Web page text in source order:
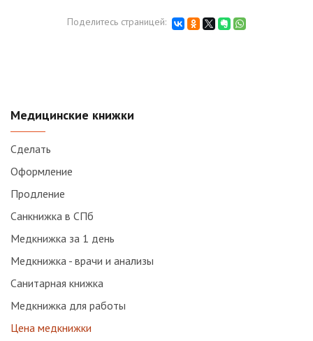
Поделитесь страницей:
Медицинские книжки
Сделать
Оформление
Продление
Санкнижка в СПб
Медкнижка за 1 день
Медкнижка - врачи и анализы
Санитарная книжка
Медкнижка для работы
Цена медкнижки